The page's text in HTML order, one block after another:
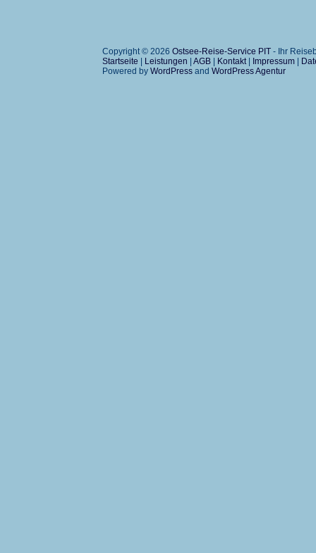
Copyright © 2026 Ostsee-Reise-Service PIT - Ihr
Startseite
Leistungen AGB Kontakt| Impressum
Powered by WordPress and WordPress Agentur